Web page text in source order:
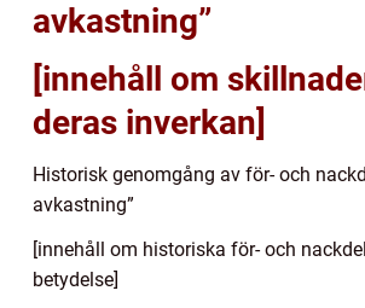
avkastning”
[innehåll om
deras inverkan]
Historisk genomgång av för- och
avkastning”
[innehåll om historiska för- och
betydelse]